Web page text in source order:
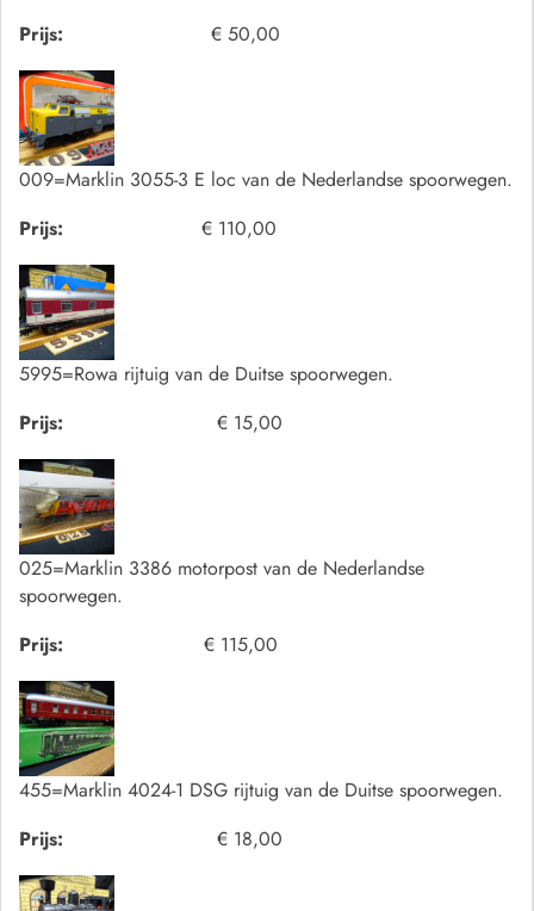
Prijs:
€ 50,00
009=Marklin 3055-3 E loc van de Nederlandse spoorwegen.
Prijs:
€ 110,00
5995=Rowa rijtuig van de Duitse spoorwegen.
Prijs:
€ 15,00
025=Marklin 3386 motorpost van de Nederlandse
spoorwegen.
Prijs:
€ 115,00
455=Marklin 4024-1 DSG rijtuig van de Duitse spoorwegen.
Prijs:
€ 18,00